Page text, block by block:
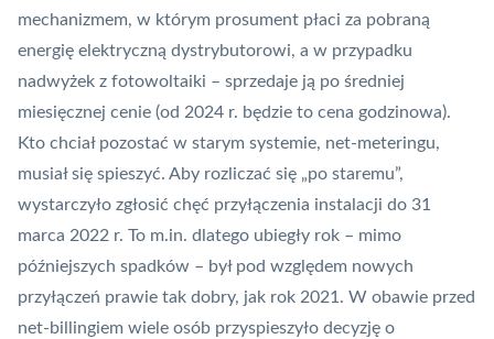
mechanizmem, w którym prosument płaci za pobraną
energię elektryczną dystrybutorowi, a w przypadku
nadwyżek z fotowoltaiki – sprzedaje ją po średniej
miesięcznej cenie (od 2024 r. będzie to cena godzinowa).
Kto chciał pozostać w starym systemie, net-meteringu,
musiał się spieszyć. Aby rozliczać się „po staremu”,
wystarczyło zgłosić chęć przyłączenia instalacji do 31
marca 2022 r. To m.in. dlatego ubiegły rok – mimo
późniejszych spadków – był pod względem nowych
przyłączeń prawie tak dobry, jak rok 2021. W obawie przed
net-billingiem wiele osób przyspieszyło decyzję o